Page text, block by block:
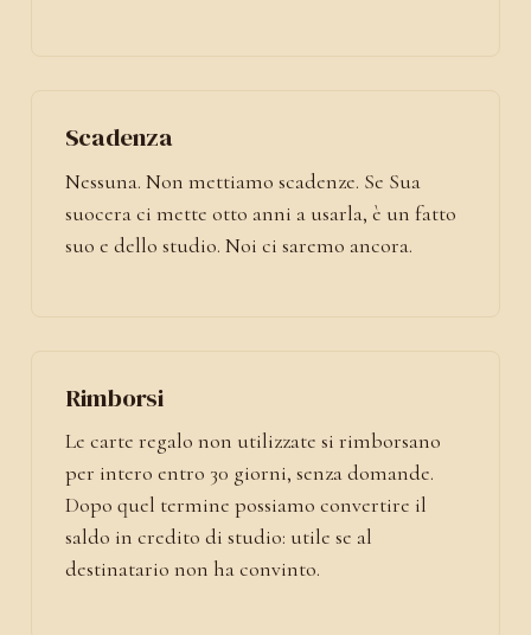
Scadenza
Nessuna. Non mettiamo scadenze. Se Sua
suocera ci mette otto anni a usarla, è un fatto
suo e dello studio. Noi ci saremo ancora.
Rimborsi
Le carte regalo non utilizzate si rimborsano
per intero entro 30 giorni, senza domande.
Dopo quel termine possiamo convertire il
saldo in credito di studio: utile se al
destinatario non ha convinto.